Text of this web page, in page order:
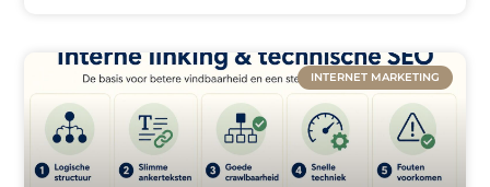
INTERNET MARKETING